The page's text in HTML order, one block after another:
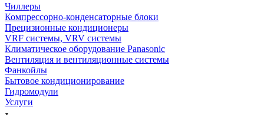
Чиллеры
Компрессорно-конденсаторные блоки
Прецизионные кондиционеры
VRF системы, VRV системы
Климатическое оборудование Panasonic
Вентиляция и вентиляционные системы
Фанкойлы
Бытовое кондиционирование
Гидромодули
Услуги